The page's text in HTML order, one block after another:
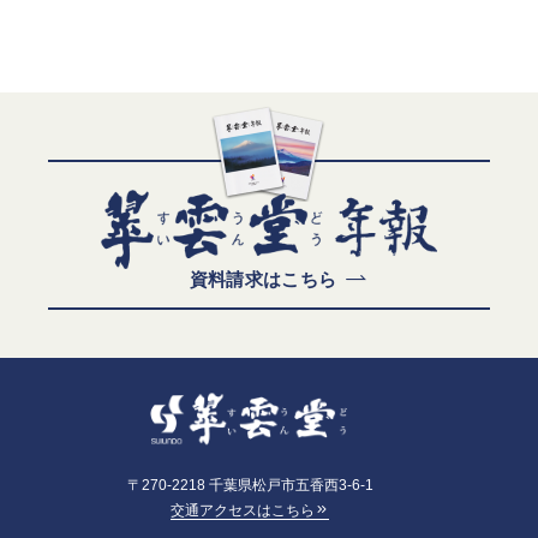
資料請求はこちら
〒270-2218 千葉県松戸市五香西3-6-1
交通アクセスはこちら